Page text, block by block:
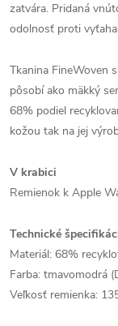
zatvára. Pridaná
odolnosť proti
Tkanina FineWoven
pôsobí ako mäkký
68% podiel
kožou tak na jej
V krabici
Remienok k Apple
Technické
Materiál: 68%
Farba: tmavomodrá
Veľkosť remienka: